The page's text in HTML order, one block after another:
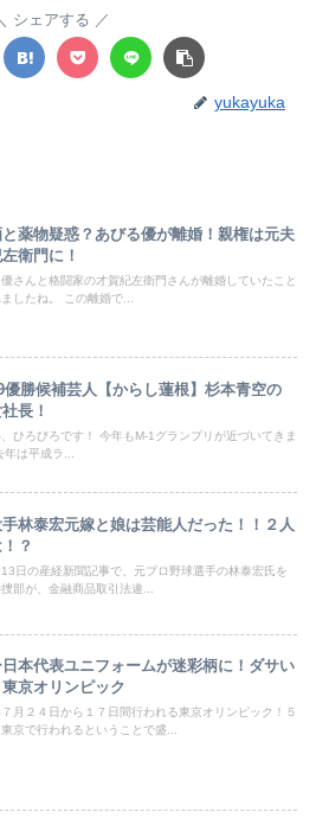
シェアする
yukayuka
薬物疑惑？あびる優が離婚！親権は元夫
衛門に！
さんと格闘家の才賀紀左衛門さんが離婚していたこと
したね。 この離婚で...
優勝候補芸人【からし蓮根】杉本青空の
長！
、ひろびろです！ 今年もM-1グランプリが近づいてきま
は平成ラ...
林泰宏元嫁と娘は芸能人だった！！２人
？
日の産経新聞記事で、元プロ野球選手の林泰宏氏を
部が、金融商品取引法違...
本代表ユニフォームが迷彩柄に！ダサい
京オリンピック
月２４日から１７日間行われる東京オリンピック！５
京で行われるということで盛...